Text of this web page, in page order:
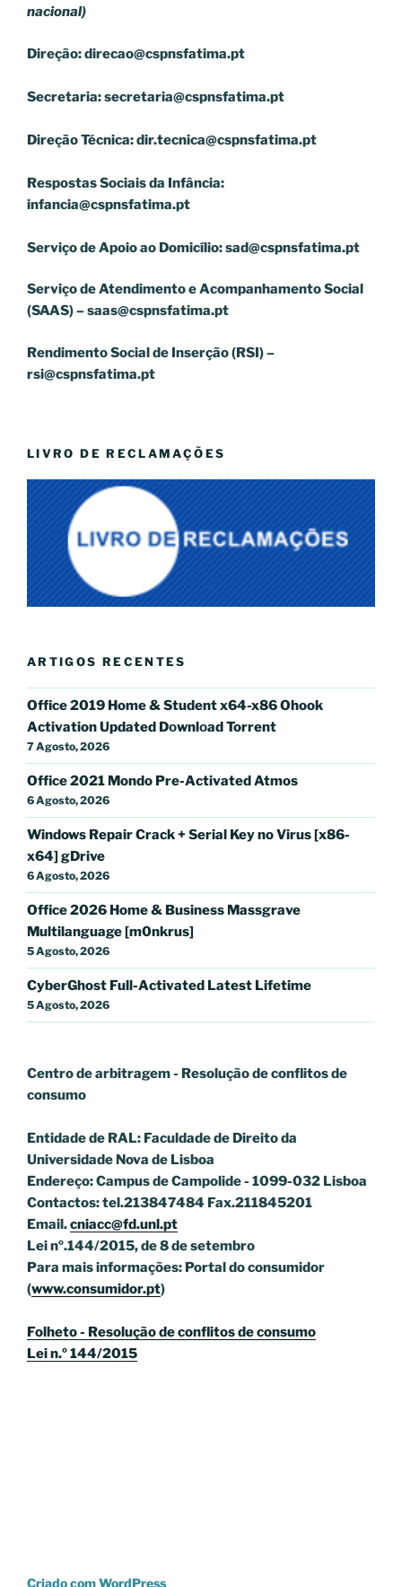
nacional)
Direção:direcao@cspnsfatima.pt
Secretaria:secretaria@cspnsfatima.pt
Direção Técnica:dir.tecnica@cspnsfatima.pt
Respostas Sociais da Infância:
infancia@cspnsfatima.pt
Serviço de Apoio ao Domicílio:sad@cspnsfatima.pt
Serviço de Atendimento e Acompanhamento Social
(SAAS) –saas@cspnsfatima.pt
Rendimento Social de Inserção (RSI) –
rsi@cspnsfatima.pt
LIVRO DE RECLAMAÇÕES
ARTIGOS RECENTES
Office 2019 Home & Student x64-x86 Ohook
Activation Updated Dоwnlоad Torrent
7 Agosto, 2026
Office 2021 Mondo Pre-Activated Atmos
6 Agosto, 2026
Windows Repair Crack + Serial Key no Virus [x86-
x64] gDrive
6 Agosto, 2026
Office 2026 Home & Business Massgrave
Multilanguage [m0nkrus]
5 Agosto, 2026
CyberGhost Full-Activated Latest Lifetime
5 Agosto, 2026
Centro de arbitragem - Resolução de conflitosde
consumo
Entidade de RAL: Faculdade de Direito da
Universidade Nova de Lisboa
Endereço: Campus de Campolide - 1099-032 Lisboa
Contactos: tel.213847484 Fax.211845201
Email.cniacc@fd.unl.pt
Lei nº.144/2015, de 8 de setembro
Para mais informações: Portal do consumidor
(www.consumidor.pt)
Folheto - Resolução de conflitos de consumo
Lei n.º 144/2015
Criado com WordPress